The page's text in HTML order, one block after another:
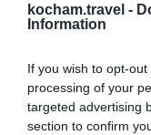
kocham.travel -
Information
If you wish to opt-
processing of your
targeted advertising
section to confirm
miejsce dla
sprawiają, że
niezapomniany.
Charlottenburg